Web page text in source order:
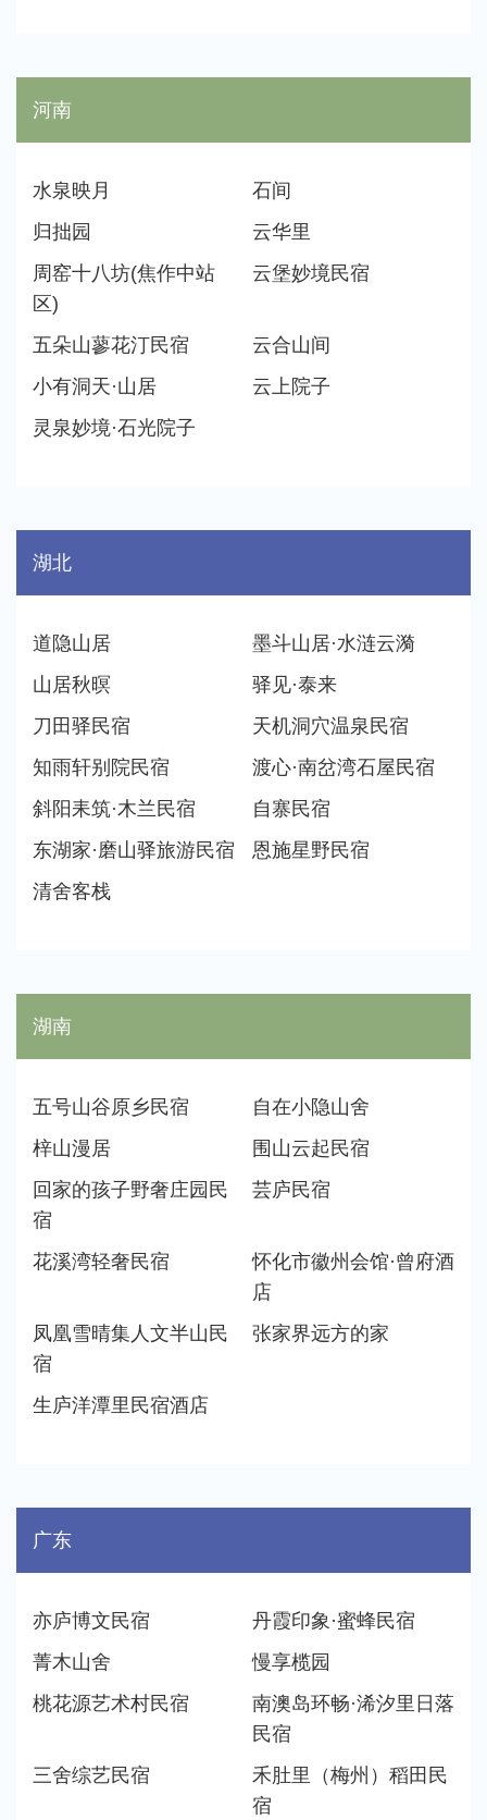
河南
水泉映月
石间
归拙园
云华里
周窑十八坊(焦作中站
区)
云堡妙境民宿
五朵山蓼花汀民宿
云合山间
小有洞天·山居
云上院子
灵泉妙境·石光院子
湖北
道隐山居
墨斗山居·水涟云漪
山居秋暝
驿见·泰来
刀田驿民宿
天机洞穴温泉民宿
知雨轩别院民宿
渡心·南岔湾石屋民宿
斜阳耒筑·木兰民宿
自寨民宿
东湖家·磨山驿旅游民宿
恩施星野民宿
清舍客栈
湖南
五号山谷原乡民宿
自在小隐山舍
梓山漫居
围山云起民宿
回家的孩子野奢庄园民
宿
芸庐民宿
花溪湾轻奢民宿
怀化市徽州会馆·曾府酒
店
凤凰雪晴集人文半山民
宿
张家界远方的家
生庐洋潭里民宿酒店
广东
亦庐博文民宿
丹霞印象·蜜蜂民宿
菁木山舍
慢享榄园
桃花源艺术村民宿
南澳岛环畅·浠汐里日落
民宿
三舍综艺民宿
禾肚里（梅州）稻田民
宿